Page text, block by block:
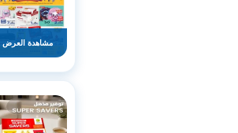
مشاهدة العرض